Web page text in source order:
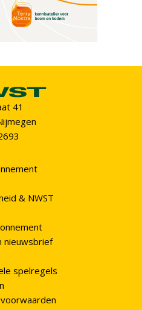
41
& NWST
nieuwsbrief
spelregels